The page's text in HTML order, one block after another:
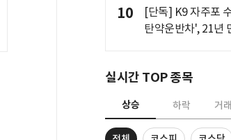
10
[단독] K9 자주포
탄약운반차', 21년
실시간 TOP 종목
상승 하락 거